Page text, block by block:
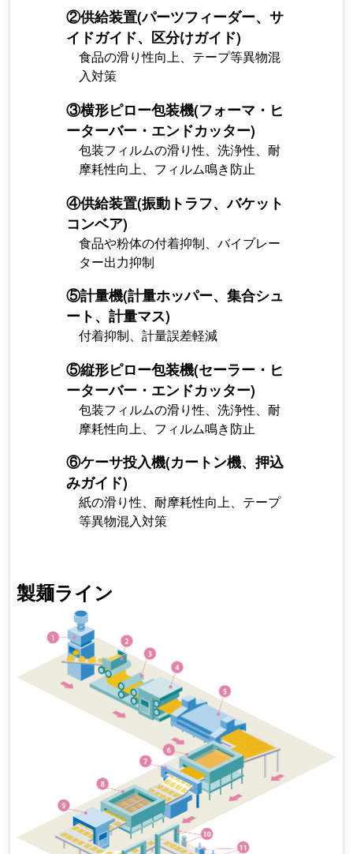
②供給装置(パーツフィーダー、サ
イドガイド、区分けガイド)
食品の滑り性向上、テープ等異物混
入対策
③横形ピロー包装機(フォーマ・ヒ
ーターバー・エンドカッター)
包装フィルムの滑り性、洗浄性、耐
摩耗性向上、フィルム鳴き防止
④供給装置(振動トラフ、バケット
コンベア)
食品や粉体の付着抑制、バイブレー
ター出力抑制
⑤計量機(計量ホッパー、集合シュ
ート、計量マス)
付着抑制、計量誤差軽減
⑤縦形ピロー包装機(セーラー・ヒ
ーターバー・エンドカッター)
包装フィルムの滑り性、洗浄性、耐
摩耗性向上、フィルム鳴き防止
⑥ケーサ投入機(カートン機、押込
みガイド)
紙の滑り性、耐摩耗性向上、テープ
等異物混入対策
製麺ライン